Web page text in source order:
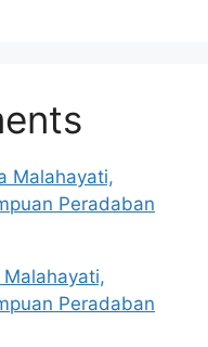
Malahayati,
Peradaban
Peradaban